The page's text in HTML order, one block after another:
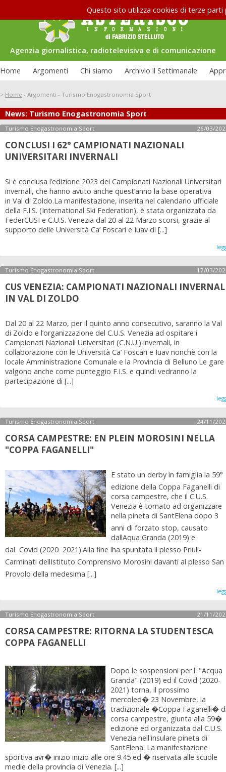
Questo sito utilizza cookies di terze
Agenzia giornalistica, radiotelevisiva e di comunicazione
Home Argomenti Chi siamo Archivio il Settimanale
> Home - Argomenti - Turismo Enogastronomia Sport
News: Turismo Enogastronomia Sport
Turismo Enogastronomia Sport 26/03/
CONCLUSI I 62° CAMPIONATI NAZIONALI
UNIVERSITARI INVERNALI
Si è conclusa l’edizione 2023 dei Campionati Nazionali Universitari
invernali, che hanno avuto anche quest’anno la base operativa
in Val di Zoldo.La manifestazione, inserita nel calendario ufficiale
della F.I.S. (International Ski Federation), è stata organizzata da
FederCUSI e C.U.S. Venezia dal 20 al 22 Marzo scorsi, grazie al
supporto delle Università Ca’ Foscari e Iuav di [...]
Turismo Enogastronomia Sport 17/03/
CUS VENEZIA: CAMPIONATI NAZIONALI
IN VAL DI ZOLDO
Dal 20 al 22 Marzo, per il quinto anno consecutivo, saranno la Val
di Zoldo e l’organizzazione del C.U.S. Venezia ad ospitare i
Campionati Nazionali Universitari (C.N.U.) invernali, in
collaborazione con le Università Ca’ Foscari e Iuav nonchè con la
locale Amministrazione Comunale e la Provincia di Belluno.Le gare
valgono anche come punteggio F.I.S. e quindi vedranno la
partecipazione di [...]
Turismo Enogastronomia Sport 24/11/
CORSA CAMPESTRE: EN PLEIN MOROSINI NELLA
"COPPA FAGANELLI"
E stato un derby in famiglia la 59°
edizione della Coppa Faganelli di
corsa campestre, che il C.U.S.
Venezia è tornato ad organizzare
nella pineta di SantElena dopo 3
anni di forzato stop, causato
dallAqua Granda (2019) e
dal Covid (2020  2021).Alla fine lha spuntata il plesso Priuli-
Carminati dellIstituto Comprensivo Morosini davanti al plesso San
Provolo della medesima [...]
Turismo Enogastronomia Sport 21/11/
CORSA CAMPESTRE: RITORNA LA STUDENTESCA
COPPA FAGANELLI
Dopo le sospensioni per l' "Acqua
Granda" (2019) ed il Covid (2020-
2021) torna, il prossimo
mercoled� 23 Novembre, la
tradizionale �Coppa Faganelli�
corsa campestre, giunta alla 59�
edizione ed organizzata dal C.U.S.
Venezia nell'insulare pineta di
SantElena. La manifestazione
sportiva avr� inizio inizio alle ore 9.45 ed � riservata alle scuole
medie della provincia di Venezia. [...]
carceraria
Le interviste di Asterisco: Federico
Allamprese